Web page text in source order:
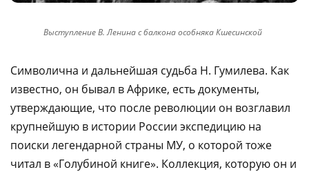
Выступление В. Ленина с балкона особняка Кшесинской
Символична и дальнейшая судьба Н. Гумилева. Как
известно, он бывал в Африке, есть документы,
утверждающие, что после революции он возглавил
крупнейшую в истории России экспедицию на
поиски легендарной страны МУ, о которой тоже
читал в «Голубиной книге». Коллекция, которую он и